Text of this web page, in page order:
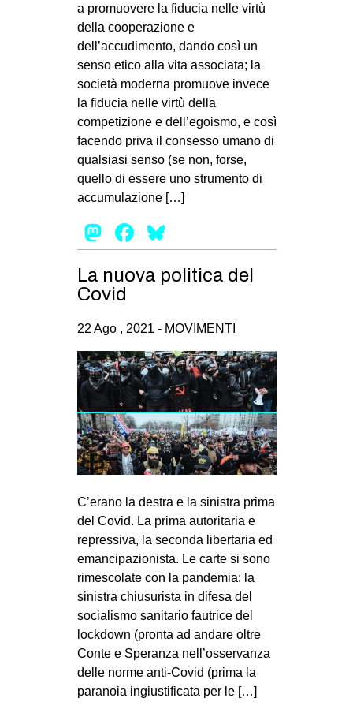
AFRICA
ESTREMO ORIENTE
EUROPA
MEDIO ORIENTE
MONDO
EVENTI
tw
ms
SEARCH
a promuovere la fiducia nelle virtù
della cooperazione e
dell’accudimento, dando così un
senso etico alla vita associata; la
società moderna promuove invece
la fiducia nelle virtù della
competizione e dell’egoismo, e così
facendo priva il consesso umano di
qualsiasi senso (se non, forse,
quello di essere uno strumento di
accumulazione […]
Mastodon
Facebook
La nuova politica del
Covid
22 Ago , 2021 - MOVIMENTI
C’erano la destra e la sinistra prima
del Covid. La prima autoritaria e
repressiva, la seconda libertaria ed
emancipazionista. Le carte si sono
rimescolate con la pandemia: la
sinistra chiusurista in difesa del
socialismo sanitario fautrice del
lockdown (pronta ad andare oltre
Conte e Speranza nell’osservanza
delle norme anti-Covid (prima la
paranoia ingiustificata per le […]